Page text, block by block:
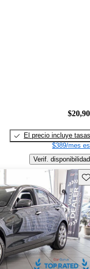
El precio incluye tasas
$389/mes
Verif. disponibilidad